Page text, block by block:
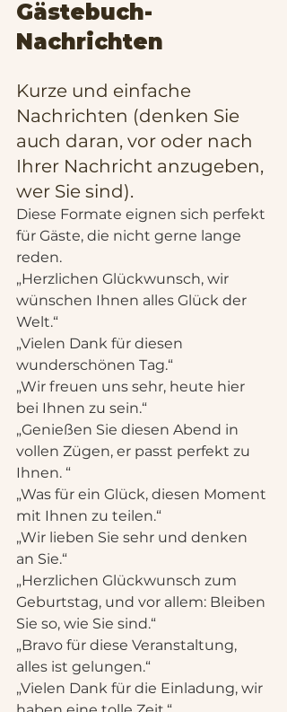
Gästebuch-
Nachrichten
Kurze und einfache
Nachrichten (denken Sie
auch daran, vor oder nach
Ihrer Nachricht anzugeben,
wer Sie sind).
Diese Formate eignen sich perfekt
für Gäste, die nicht gerne lange
reden.
„Herzlichen Glückwunsch, wir
wünschen Ihnen alles Glück der
Welt.“
„Vielen Dank für diesen
wunderschönen Tag.“
„Wir freuen uns sehr, heute hier
bei Ihnen zu sein.“
„Genießen Sie diesen Abend in
vollen Zügen, er passt perfekt zu
Ihnen. “
„Was für ein Glück, diesen Moment
mit Ihnen zu teilen.“
„Wir lieben Sie sehr und denken
an Sie.“
„Herzlichen Glückwunsch zum
Geburtstag, und vor allem: Bleiben
Sie so, wie Sie sind.“
„Bravo für diese Veranstaltung,
alles ist gelungen.“
„Vielen Dank für die Einladung, wir